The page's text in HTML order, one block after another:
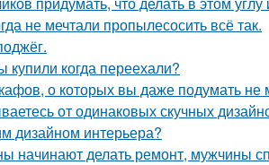
не мечтали пропылесосить всё так.
купили когда переехали?
о которых вы даже подумать не
от одинаковых скучных
дизайном интерьера?
начинают делать ремонт, мужчины